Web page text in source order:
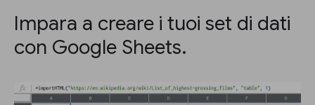
Impara a creare i tuoi set di dati
con Google Sheets.